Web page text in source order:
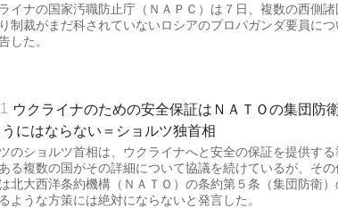
イナの国家汚職防止庁（ＮＡＰＣ）は７日、複数の西側諸
制裁がまだ科されていないロシアのプロパガンダ要員につ
した。
ウクライナのための安全保証はＮＡＴＯの集団防
にはならない＝ショルツ独首相
のショルツ首相は、ウクライナへと安全の保証を提供する
る複数の国がその詳細について協議を続けているが、その
北大西洋条約機構（ＮＡＴＯ）の条約第５条（集団防衛）
ような方策には絶対にならないと発言した。